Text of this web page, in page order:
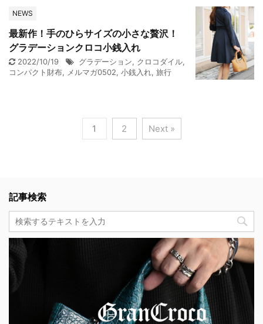
NEWS
最新作！手のひらサイズの小さな贅沢！
グラデーションクロコ小銭入れ
2022/10/19 グラデーション, クロコダイル,
コンパクト財布, メルマガ0502, 小銭入れ, 旅行
1 2 Next »
記事検索